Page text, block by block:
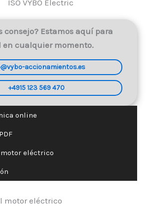
consejo? Estamos aquí para
en cualquier momento.
accionamientos.es
+4915 123 569 470
online
eléctrico
motor eléctrico